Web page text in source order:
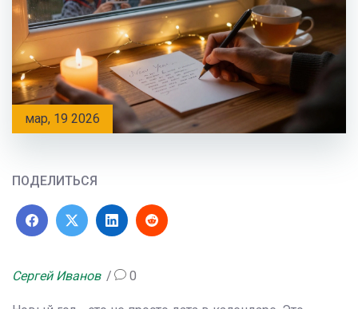
мар, 19 2026
ПОДЕЛИТЬСЯ
Сергей Иванов 0